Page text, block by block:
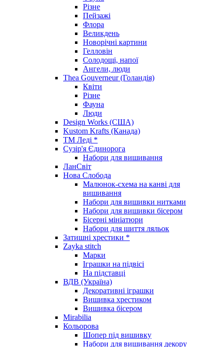
Різне
Пейзажі
Флора
Великдень
Новорічні картини
Гелловін
Солодощі, напої
Ангели, люди
Thea Gouverneur (Голандія)
Квіти
Різне
Фауна
Люди
Design Works (США)
Kustom Krafts (Канада)
ТМ Леді *
Сузір'я Єдинорога
Набори для вишивання
ЛанСвіт
Нова Слобода
Малюнок-схема на канві для
вишивання
Набори для вишивки нитками
Набори для вишивки бісером
Бісерні мініатюри
Набори для шиття ляльок
Затишні хрестики *
Zayka stitch
Марки
Іграшки на підвісі
На підставці
ВДВ (Україна)
Декоративні іграшки
Вишивка хрестиком
Вишивка бісером
Mirabilia
Кольорова
Шопер під вишивку
Набори для вишивання декору